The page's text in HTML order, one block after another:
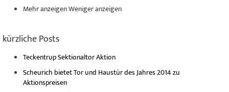
Mehr anzeigenWeniger anzeigen
kürzliche Posts
Teckentrup Sektionaltor Aktion
Scheurich bietet Tor und Haustür des Jahres 2014 zu
Aktionspreisen